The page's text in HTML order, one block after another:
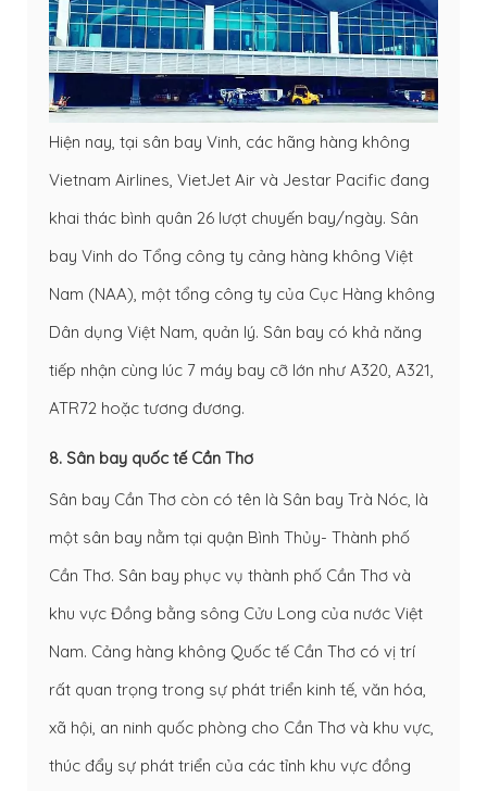
Hiện nay, tại sân bay Vinh, các hãng hàng không
Vietnam Airlines, VietJet Air và Jestar Pacific đang
khai thác bình quân 26 lượt chuyến bay/ngày. Sân
bay Vinh do Tổng công ty cảng hàng không Việt
Nam (NAA), một tổng công ty của Cục Hàng không
Dân dụng Việt Nam, quản lý. Sân bay có khả năng
tiếp nhận cùng lúc 7 máy bay cỡ lớn như A320, A321,
ATR72 hoặc tương đương.
8. Sân bay quốc tế Cần Thơ
Sân bay Cần Thơ còn có tên là Sân bay Trà Nóc, là
một sân bay nằm tại quận Bình Thủy- Thành phố
Cần Thơ. Sân bay phục vụ thành phố Cần Thơ và
khu vực Đồng bằng sông Cửu Long của nước Việt
Nam. Cảng hàng không Quốc tế Cần Thơ có vị trí
rất quan trọng trong sự phát triển kinh tế, văn hóa,
xã hội, an ninh quốc phòng cho Cần Thơ và khu vực,
thúc đẩy sự phát triển của các tỉnh khu vực đồng